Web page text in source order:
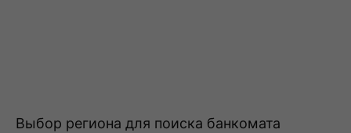
Выбор региона для поиска банкомата